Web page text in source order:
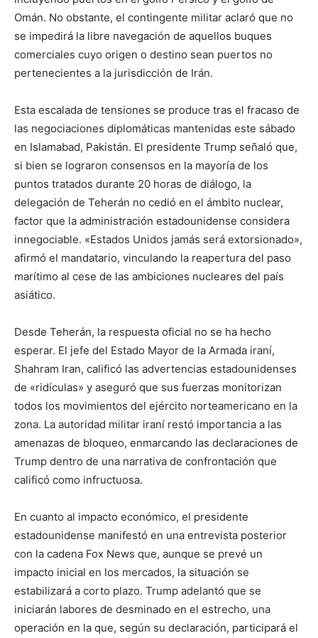
Omán. No obstante, el contingente militar aclaró que no
se impedirá la libre navegación de aquellos buques
comerciales cuyo origen o destino sean puertos no
pertenecientes a la jurisdicción de Irán.
Esta escalada de tensiones se produce tras el fracaso de
las negociaciones diplomáticas mantenidas este sábado
en Islamabad, Pakistán. El presidente Trump señaló que,
si bien se lograron consensos en la mayoría de los
puntos tratados durante 20 horas de diálogo, la
delegación de Teherán no cedió en el ámbito nuclear,
factor que la administración estadounidense considera
innegociable. «Estados Unidos jamás será extorsionado»,
afirmó el mandatario, vinculando la reapertura del paso
marítimo al cese de las ambiciones nucleares del país
asiático.
Desde Teherán, la respuesta oficial no se ha hecho
esperar. El jefe del Estado Mayor de la Armada iraní,
Shahram Iran, calificó las advertencias estadounidenses
de «ridículas» y aseguró que sus fuerzas monitorizan
todos los movimientos del ejército norteamericano en la
zona. La autoridad militar iraní restó importancia a las
amenazas de bloqueo, enmarcando las declaraciones de
Trump dentro de una narrativa de confrontación que
calificó como infructuosa.
En cuanto al impacto económico, el presidente
estadounidense manifestó en una entrevista posterior
con la cadena Fox News que, aunque se prevé un
impacto inicial en los mercados, la situación se
estabilizará a corto plazo. Trump adelantó que se
iniciarán labores de desminado en el estrecho, una
operación en la que, según su declaración, participará el